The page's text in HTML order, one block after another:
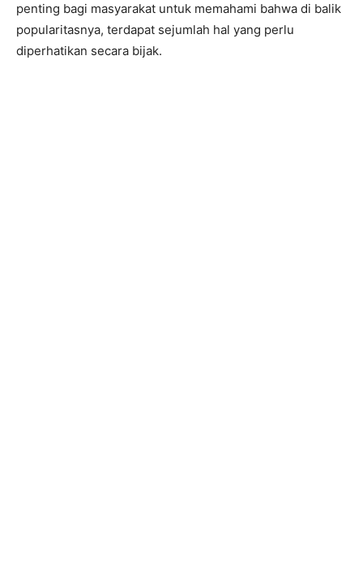
penting bagi masyarakat untuk memahami bahwa di balik
popularitasnya, terdapat sejumlah hal yang perlu
diperhatikan secara bijak.